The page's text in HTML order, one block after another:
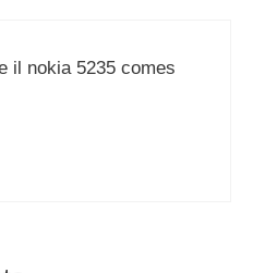
il nokia 5235 comes